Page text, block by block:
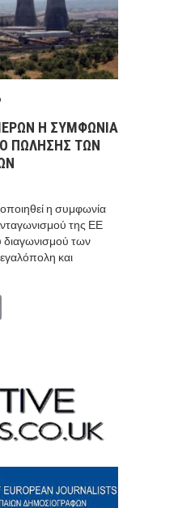
Η ΣΥΜΦΩΝΙΑ
ΠΩΛΗΣΗΣ ΤΩΝ
η συμφωνία
της ΕΕ
διαγωνισμού των
και